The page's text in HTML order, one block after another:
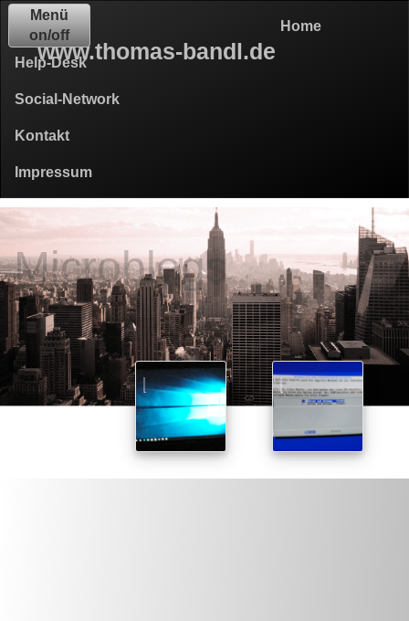
www.thomas-bandl.de
Home
Help-Desk
Social-Network
Kontakt
Impressum
Menü
on/off
Microblogs